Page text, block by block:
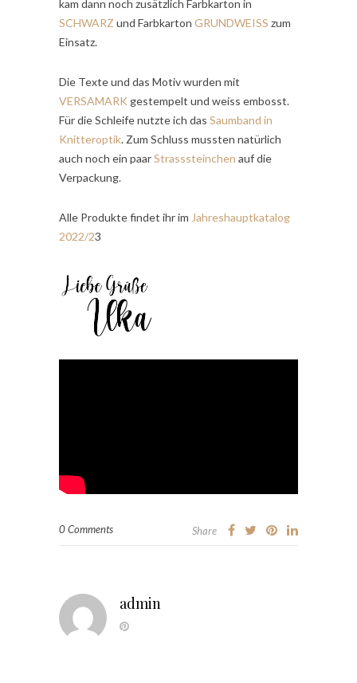
kam dann noch zusätzlich Farbkarton in
SCHWARZ und Farbkarton GRUNDWEISS zum
Einsatz.
Die Texte und das Motiv wurden mit
VERSAMARK gestempelt und weiss embosst.
Für die Schleife nutzte ich das Saumband in
Knitteroptik. Zum Schluss mussten natürlich
auch noch ein paarStrasssteinchen auf die
Verpackung.
Alle Produkte findet ihr im Jahreshauptkatalog
2022/23
0 Comments Share
admin